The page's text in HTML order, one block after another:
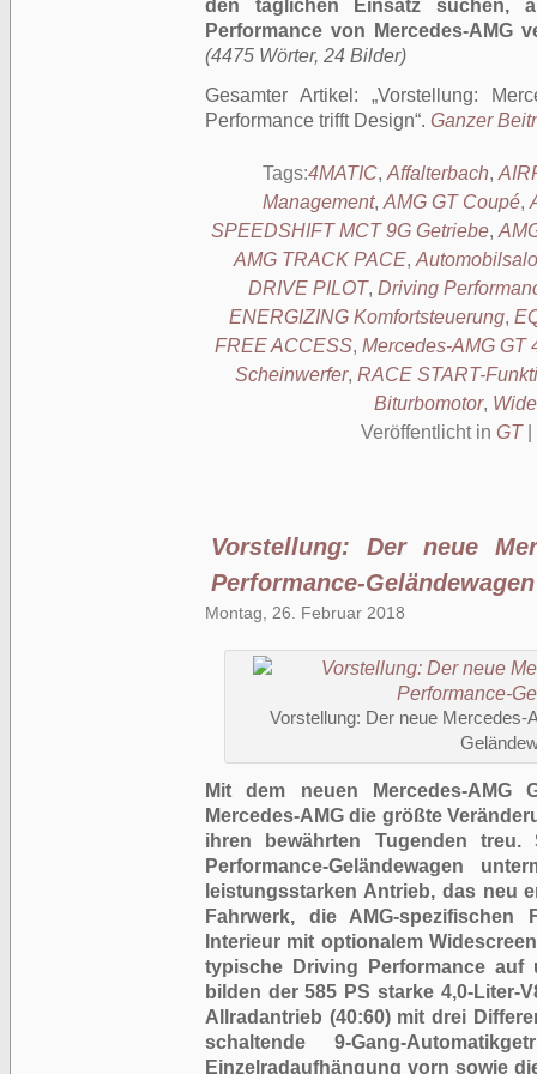
den täglichen Einsatz suchen,
Performance von Mercedes-AMG
(4475 Wörter, 24 Bilder)
Gesamter Artikel:
Vorstellung:
Performance trifft Design . Ganzer
Tags:4MATIC, Affalterbach,
Management, AMG GT Coupé,
SPEEDSHIFT MCT 9G Getriebe,
AMG TRACK PACE,
DRIVE PILOT, Driving
ENERGIZING Komfortsteuerung,
FREE ACCESS, Mercedes-AMG GT
Scheinwerfer, RACE START-
Biturbomotor,
Veröffentlicht in GT|
Vorstellung: Der neue
Performance-Geländewagen
Montag, 26. Februar 2018
Vorstellung: Der neue
Mit dem neuen Mercedes-
Mercedes-AMG die größte
ihren bewährten Tugenden
Performance-Geländewagen
leistungsstarken Antrieb, das neu
Fahrwerk, die AMG-
Interieur mit optionalem
typische Driving Performance auf
bilden der 585 PS starke 4,0-Liter-
Allradantrieb (40:60) mit drei
schaltende 9-Gang-
Einzelradaufhängung vorn sowie